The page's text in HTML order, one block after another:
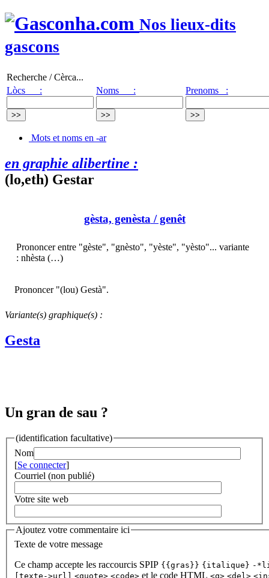
Nos lieux-dits
gascons
Recherche / Cèrca...
Lòcs :
Noms : Prenoms :
Mots et noms en -ar
en graphie alibertine :
(lo,eth) Gestar
gèsta, genèsta/ genêt
Prononcer entre "gèste", "gnèsto", "yèste", "yèsto"... variante
: nhèsta (…)
Prononcer "(lou) Gestà".
Variante(s) graphique(s) :
Gesta
Un gran de sau ?
(identification facultative)
Nom
[Se connecter]
Courriel (non publié)
Votre site web
Ajoutez votre commentaire ici
Texte de votre message
Ce champ accepte les raccourcis SPIP {{gras}} {italique} -
[texte->url] <quote> <code> et le code HTML <q> <del>